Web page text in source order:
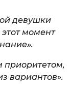
девушки
момент
приоритетом,
вариантов».